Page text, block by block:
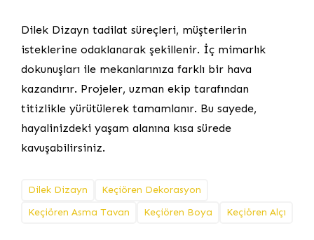
Dilek Dizayn tadilat süreçleri, müşterilerin
isteklerine odaklanarak şekillenir. İç mimarlık
dokunuşları ile mekanlarınıza farklı bir hava
kazandırır. Projeler, uzman ekip tarafından
titizlikle yürütülerek tamamlanır. Bu sayede,
hayalinizdeki yaşam alanına kısa sürede
kavuşabilirsiniz.
Dilek Dizayn
Keçiören Dekorasyon
Keçiören Asma Tavan
Keçiören Boya Keçiören Alçı